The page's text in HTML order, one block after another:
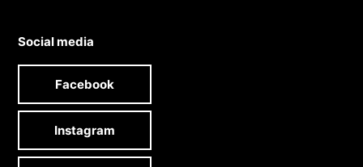
Social media
Facebook
Instagram